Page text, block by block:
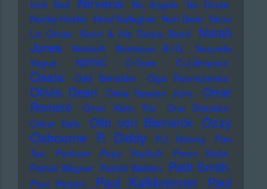
Inch Nail
No Angels
No Doubt
Noddy Holder Noel Gallagher Noir Désir Nono
La Grinta
Noori & His Dorpa Band
Norah
Jones
Notdurft Notorious B.I.G.
Nouvelle
Vague
NSYNC O-Town O.J.Simpson
Oasis Odd Beholder Olga Reznichenko
Olivia Dean Olivia Newton John
Omar
Romero
Omer Klein Trio
One Direction
Oskar Sala
Otto von Bismarck Ozzy
Osbourne
P. Diddy P.J. Harvey
Pan
Tau
Pankow Papo Yoplack
Parov Stelar
Patrick Wagner Patrick Walden Patti Smith
Paul Heaton Paul Kalkbrenner
Paul